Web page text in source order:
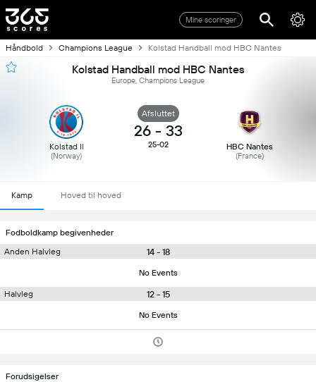
Mine scoringer
Håndbold Champions League Kolstad Handball mod HBC Nantes
Kolstad Handball mod HBC Nantes
Europe, Champions League
Kolstad Il
(Norway)
Afsluttet
26 - 33
25-02 HBC Nantes
(France)
Kamp Hoved til hoved
Fodboldkamp begivenheder
Anden Halvleg
14 - 18
No Events
Halvleg 12 - 15
No Events
Forudsigelser